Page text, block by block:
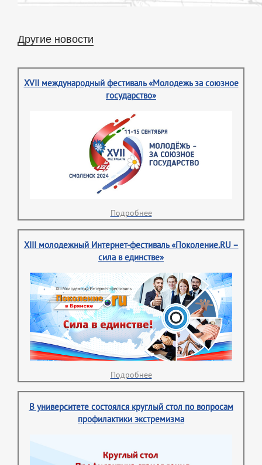
Другие новости
XVII международный фестиваль «Молодежь за союзное
государство»
Подробнее
XIII молодежный Интернет-фестиваль «Поколение.RU –
сила в единстве»
Подробнее
В университете состоялся круглый стол по вопросам
профилактики экстремизма